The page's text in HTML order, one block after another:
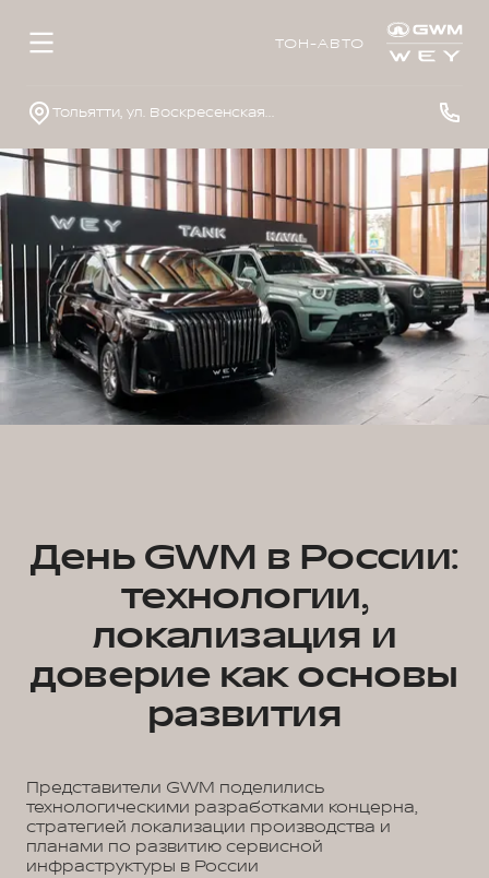
ТОН-АВТО
Тольятти, ул. Воскресенская, д. 16, стр. 1
День GWM в России:
технологии,
локализация и
доверие как основы
развития
Представители GWM поделились
технологическими разработками концерна,
стратегией локализации производства и
планами по развитию сервисной
инфраструктуры в России